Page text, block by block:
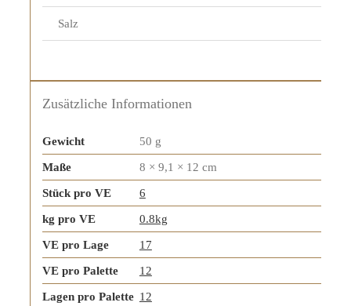
Salz
Zusätzliche Informationen
Gewicht 50 g
Maße 8 × 9,1 × 12 cm
Stück pro VE 6
kg pro VE 0.8kg
VE pro Lage 17
VE pro Palette 12
Lagen pro Palette 12